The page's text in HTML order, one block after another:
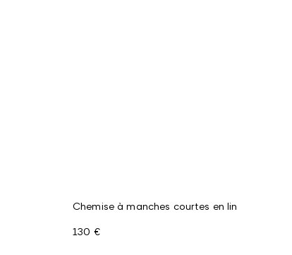
Chemise à manches courtes en lin
130 €